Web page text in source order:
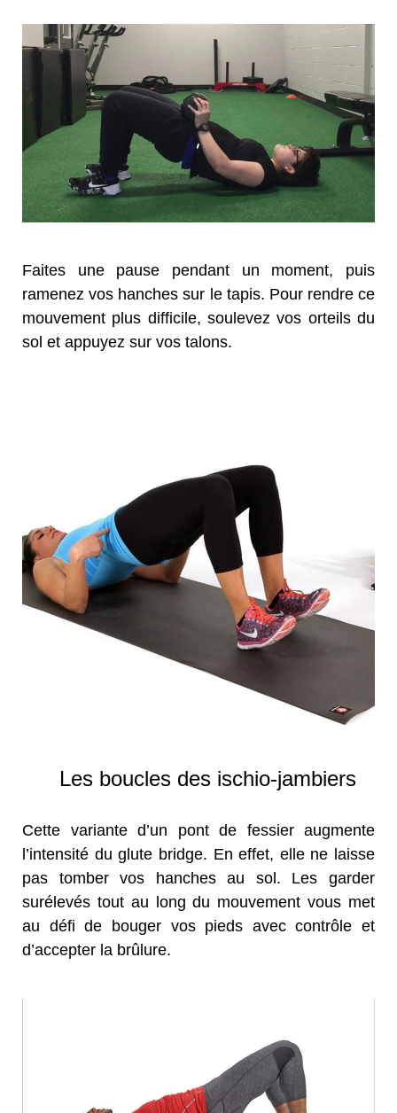
Faites une pause pendant un moment, puis
ramenez vos hanches sur le tapis. Pour rendre ce
mouvement plus difficile, soulevez vos orteils du
sol et appuyez sur vos talons.
Les boucles des ischio-jambiers
Cette variante d’un pont de fessier augmente
l’intensité du glute bridge. En effet, elle ne laisse
pas tomber vos hanches au sol. Les garder
surélevés tout au long du mouvement vous met
au défi de bouger vos pieds avec contrôle et
d’accepter la brûlure.